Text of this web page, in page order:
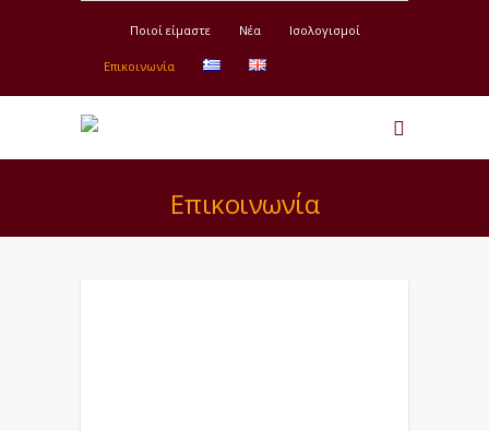
Ποιοί είμαστε Νέα Ισολογισμοί
Επικοινωνία
Επικοινωνία